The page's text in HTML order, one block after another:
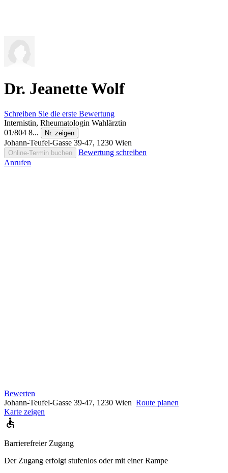
Dr. Jeanette Wolf
Schreiben Sie die erste Bewertung
Internistin, Rheumatologin Wahlärztin
01/804 8...
Nr. zeigen
Johann-Teufel-Gasse 39-47, 1230 Wien
Online-Termin buchen
Bewertung schreiben
Anrufen
Bewerten
Johann-Teufel-Gasse 39-47, 1230 Wien Route planen
Karte zeigen
Barrierefreier Zugang
Der Zugang erfolgt stufenlos oder mit einer Rampe